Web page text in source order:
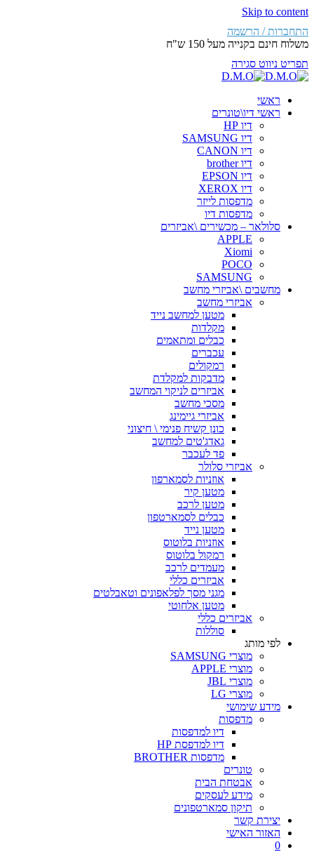
Skip to content
התחברות / הרשמה
משלוח חינם בקנייה מעל 150 ש"ח
תפריט ניווט סגירה
ראשי
ראשי דיו\טונרים
דיו HP
דיו SAMSUNG
דיו CANON
דיו brother
דיו EPSON
דיו XEROX
מדפסות לייזר
מדפסות דיו
סלולאר – מכשירים \אביזרים
APPLE
Xiomi
POCO
SAMSUNG
מחשבים \אביזרי מחשב
אביזרי מחשב
מטען למחשב נייד
מקלדות
כבלים ומתאמים
עכברים
רמקולים
מדבקות למקלדת
אביזרים לניקוי המחשב
מסכי מחשב
אביזרי גיימינג
כונן קשיח פנימי \ חיצוני
גאדג'טים למחשב
פד לעכבר
אביזרי סלולר
אוזניות לסמארפון
מטען קיר
מטען לרכב
כבלים לסמארטפון
מטען נייד
אוזניות בלוטוס
רמקול בלוטוס
מעמדים לרכב
אביזרים כללי
מגני מסך לפלאפונים וטאבלטים
מטען אלחוטי
אביזרים כללי
סוללות
לפי מותג
מוצרי SAMSUNG
מוצרי APPLE
מוצרי JBL
מוצרי LG
מידע שימושי
מדפסות
דיו למדפסות
דיו למדפסת HP
מדפסות BROTHER
טונרים
אבטחת הבית
מידע לעסקים
תיקון סמארטפונים
יצירת קשר
האזור האישי
0